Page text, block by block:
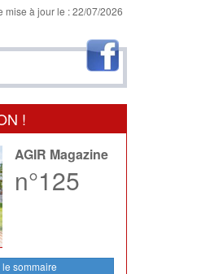
mise à jour le : 22/07/2026
!
AGIR Magazine
n°125
le sommaire